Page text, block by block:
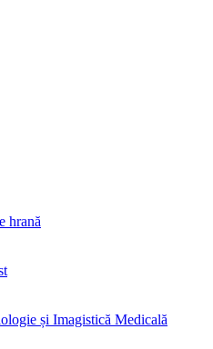
hrană
și Imagistică Medicală